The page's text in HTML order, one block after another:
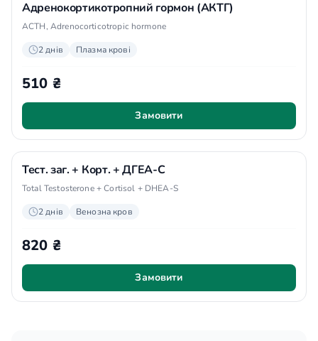
Адренокортикотропний гормон (АКТГ)
ACTH, Adrenocorticotropic hormone
2 днів Плазма крові
510 ₴
Замовити
Тест. заг. + Корт. + ДГЕА-С
Total Testosterone + Cortisol + DHEA-S
2 днів Венозна кров
820 ₴
Замовити